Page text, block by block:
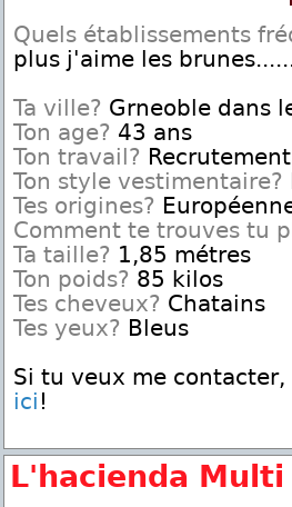
Quels établissements
plus j'aime les
Ta ville? Grneoble dans
Ton age? 43 ans
Ton travail? Recrutement
Ton style vestimentaire?
Tes origines?
Comment te trouves tu
Ta taille? 1,85 métres
Ton poids? 85 kilos
Tes cheveux? Chatains
Tes yeux? Bleus
Si tu veux me
ici !
L'hacienda